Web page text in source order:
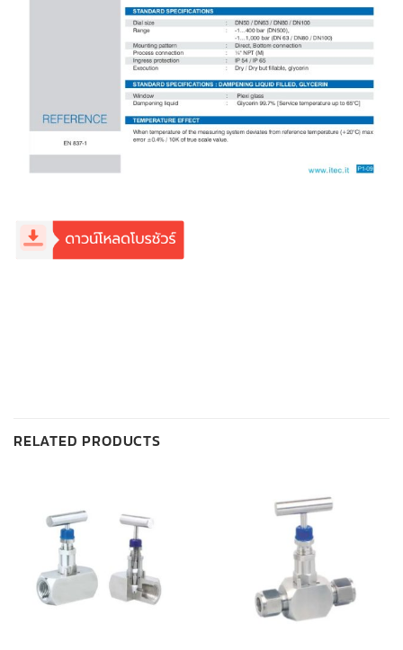
RELATED PRODUCTS